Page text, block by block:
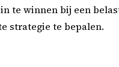
te winnen bij een
strategie te bepalen.